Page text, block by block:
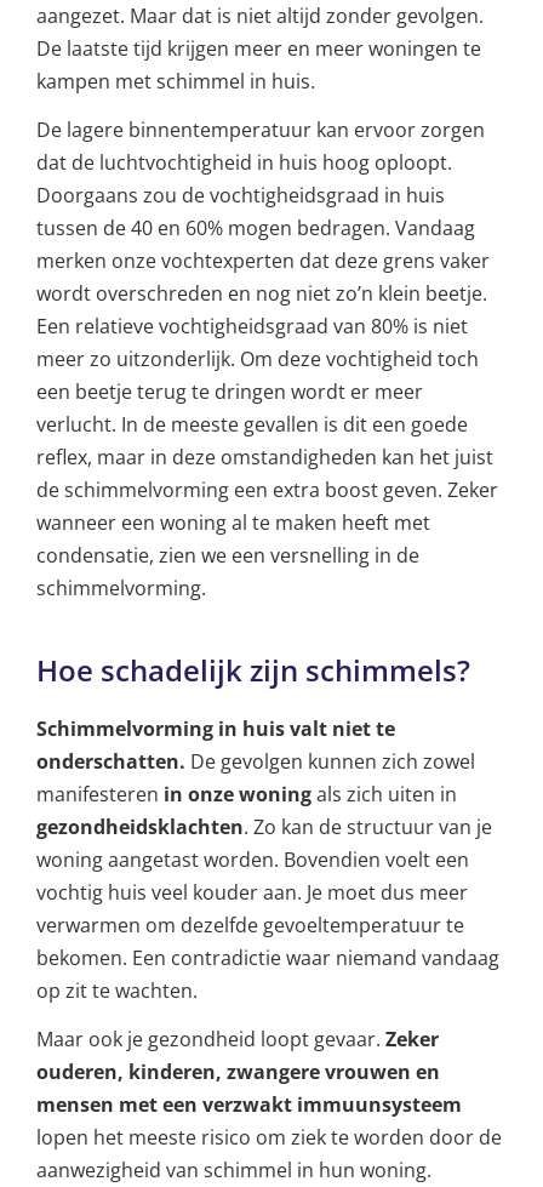
aangezet. Maar dat is niet altijd zonder gevolgen.
De laatste tijd krijgen meer en meer woningen te
kampen met schimmel in huis.
De lagere binnentemperatuur kan ervoor zorgen
dat de luchtvochtigheid in huis hoog oploopt.
Doorgaans zou de vochtigheidsgraad in huis
tussen de 40 en 60% mogen bedragen. Vandaag
merken onze vochtexperten dat deze grens vaker
wordt overschreden en nog niet zo’n klein beetje.
Een relatieve vochtigheidsgraad van 80% is niet
meer zo uitzonderlijk. Om deze vochtigheid toch
een beetje terug te dringen wordt er meer
verlucht. In de meeste gevallen is dit een goede
reflex, maar in deze omstandigheden kan het juist
de schimmelvorming een extra boost geven. Zeker
wanneer een woning al te maken heeft met
condensatie, zien we een versnelling in de
schimmelvorming.
Hoe schadelijk zijn schimmels?
Schimmelvorming in huis valt niet te
onderschatten. De gevolgen kunnen zich zowel
manifesteren in onze woningals zich uiten in
gezondheidsklachten. Zo kan de structuur van je
woning aangetast worden. Bovendien voelt een
vochtig huis veel kouder aan. Je moet dus meer
verwarmen om dezelfde gevoeltemperatuur te
bekomen. Een contradictie waar niemand vandaag
op zit te wachten.
Maar ook je gezondheid loopt gevaar. Zeker
ouderen, kinderen, zwangere vrouwen en
mensen met een verzwakt immuunsysteem
lopen het meeste risico om ziek te worden door de
aanwezigheid van schimmel in hun woning.